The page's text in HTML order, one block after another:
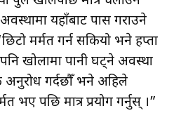
यहाँबाट पास गराउने
मर्मत गर्न सकियो भने हप्ता
खोलामा पानी घट्ने अवस्था
गर्दछौँ भने अहिले
भए पछि मात्र प्रयोग गर्नुस् ।”